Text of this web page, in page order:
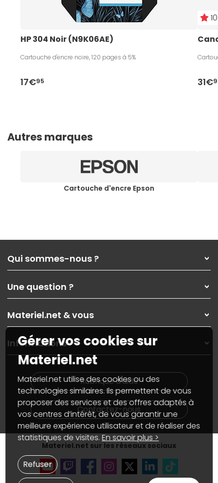
HP 304 Noir (N9K06AE)
Cartouche d'encre noire, 120 pages à 5%
17€95 31€
Autres marques
Cartouche d'encre Epson
Qui sommes-nous ?
Nos services
Les magasins Materiel.net
Nos solutions pour les pros
Contactez-nous
Une question ?
Paiement, livraison
Garanties,Pack Zen
SAV, demander un retour
Informations
Guides d'achats et tutoriels
Materiel.net & vous
On répare votre PC portable
On rachète votre carte graphique
PC sur mesure : Votre RDV personnalisé
Notre démarche écologique
Materiel.net recrute
Notre programme d'affiliation
Partenariat & Sponsoring
Informations
Plan du site
Nos marques
Conditions générales de vente
Marketplace
Informations légales
Données personnellesetcookies
Gérer vos cookies
Accessibilité : non conforme
Rubrique d'aide
Contactez-nous
Materiel.net sur les réseaux sociaux
Gérer vos cookies sur
Materiel.net
Materiel.net utilise des cookies ou des
technologies similaires. Ils permettent de vous
proposer des services et des offres adaptés à
vos centres d’intérêt, de vous garantir une
meilleure expérience utilisateur et de réaliser des
statistiques de visites.En savoir plus >
Refuser